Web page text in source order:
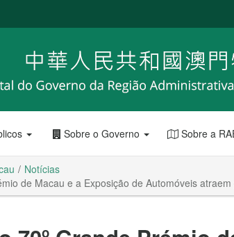
Sobre o Governo Sobre a
Notícias
de Macau e a Exposição de Automóveis